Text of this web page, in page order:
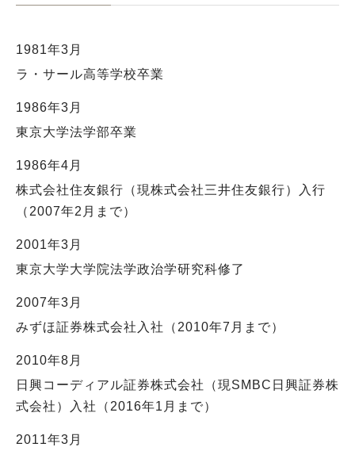
1981年3月
ラ・サール高等学校卒業
1986年3月
東京大学法学部卒業
1986年4月
株式会社住友銀行（現株式会社三井住友銀行）入行
（2007年2月まで）
2001年3月
東京大学大学院法学政治学研究科修了
2007年3月
みずほ証券株式会社入社（2010年7月まで）
2010年8月
日興コーディアル証券株式会社（現SMBC日興証券株
式会社）入社（2016年1月まで）
2011年3月